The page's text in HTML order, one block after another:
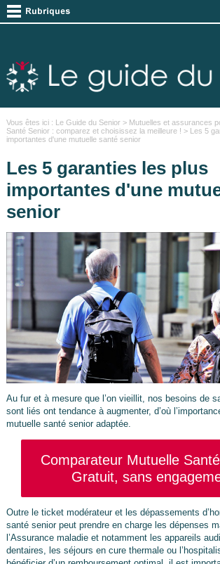
Vous êtes ici : Le Guide du Senior> Mutuelles et assurances
Santé Senior : comparez et choisissez la meilleure ! > Les 5
importantes d'une mutuelle santé senior
Les 5 garanties les plus
importantes d'une
senior
Au fur et à mesure que l’on vieillit, nos besoins de
sont liés ont tendance à augmenter, d’où
mutuelle santé senior adaptée.
Comparateur Mutuelle
Gratuit, sans
Outre le ticket modérateur et les dépassements
santé senior peut prendre en charge les dépenses
l’Assurance maladie et notamment les appareils
dentaires, les séjours en cure thermale ou